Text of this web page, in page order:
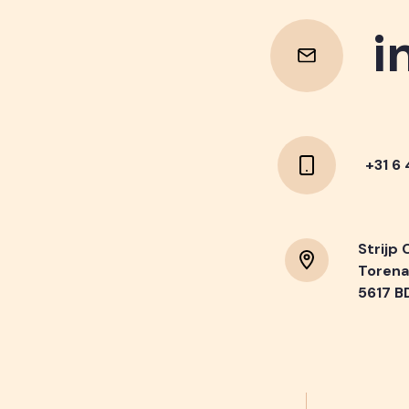
+31 6
Strijp
5617